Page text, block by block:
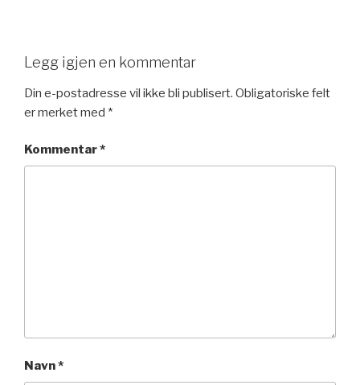
Legg igjen en kommentar
Din e-postadresse vil ikke bli publisert. Obligatoriske felt
er merket med *
Kommentar*
Navn*